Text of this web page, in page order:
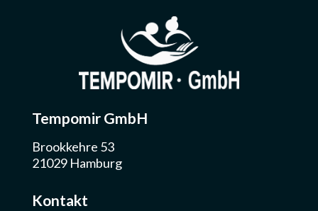
Tempomir GmbH
Brookkehre 53
21029 Hamburg
Kontakt